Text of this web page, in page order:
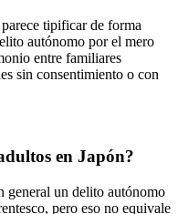
tipificar de forma
autónomo por el mero
entre familiares
sin consentimiento o con
en Japón?
general un delito autónomo
pero eso no equivale